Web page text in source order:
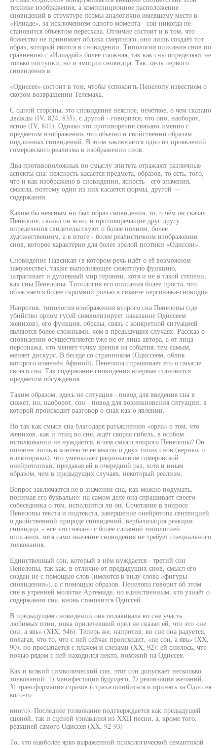
технике изображения, а композиционное расположение
сновидений в структуре поэмы аналогично имевшему место в
«Илиаде», за исключением одного момента - сон никогда не
становится объектом пересказа. Отличие состоит и в том, что
божество не принимает облика смертного, оно лишь создаёт тот
образ, который явится в сновидении. Типология описания снов по
сравнению с «Илиадой» более сложная, так как сны определяют не
только поступки, но и эмоции сновидца. Так, цель первого
сновидения в
«Одиссее» состоит в том, чтобы успокоить Пенелопу известием о
скором возвращении Телемаха.
С одной стороны, это сновидение неясное, нечёткое, о чем сказано
дважды (IV, 824, 835), с другой - говорится, что оно, наоборот,
ясное (IV, 841). Однако это противоречие связано именно с
предметом изображения, что обычно и свойственно образам
подлинных сновидений. В этом заключается одно из проявлений
гомеровского реализма в изображении снов.
Два противоположных по смыслу эпитета отражают различные
аспекты сна: неясность касается предмета, образов, то есть, того,
что и как изображено в сновидении, ясность - его значения,
смысла, поэтому один из них касается формы, другой —
содержания.
Каким бы неясным ни был образ сновидения, то, о чём он сказал
Пенелопе, сказал он ясно, и противоречащие друг другу
определения свидетельствуют о более полном, более
художественном, а в итоге - более реалистичном изображении
снов, которое характерно для более зрелой поэтики «Одиссеи».
Сновидение Навсикап (в котором речь идёт о её возможном
замужестве), также выполняющее сюжетную функцию,
затрагивает и душевный мир героини, хотя и не в такой степени,
как сны Пенелопы. Типология его описания более проста, что
объясняется более скромной ролью в сюжете персонажа-сновидца
Напротив, типология изображения второго сна Пенелопы (где
убийство орлом гусей символизирует наказание Одиссеем
женихов), его функция, образы, связь с конкретной ситуацией
являются более сложными, чем в предыдущих случаях. Рассказ о
сновидении осуществляется уже не от лица автора, а от лица
персонажа, что меняет точку зрения на события, тем самым,
меняет дискурс. В беседе со странником (Одиссеем, облик
которого изменён Афиной), Пенелопа спрашивает его о смысле
своего сна. Так содержание сновидения впервые становится
предметом обсуждения
Таким образом, здесь не ситуация - повод для введения сна в
сюжет, но, наоборот, сон - повод для возникновения ситуации, в
которой происходит разговор о снах как о явлении.
Но так как смысл сна благодаря разъяснению «орла» о том, что
женихов, как и птиц во сне, ждёт скорая гибель, в особом
истолковании не нуждается, в чем смысл вопроса Пенелопы? Он
понятен лишь в контексте её мысли о двух типах снов (верных и
иллюзорных), что уменьшает рационализм гомеровской
онейротопики, придавая ей в очередной раз, хотя и иным
образом, чем в предыдущих случаях, некоторый реализм.
Вопрос заключается не в значении сна, как можно подумать,
понимая его буквально: на самом деле она спрашивает своего
собеседника о том, исполнится ли он. Сочетание в вопросе
Пенелопы текста и подтекста, завершение онейротопа сентенцией
о двойственной природе сновидений, вербализация реакции
сновидца, - всё это связано с более сложной типологией
описания, хотя само значение сновидения не требует специального
толкования.
Единственный сон, который в нём нуждается - третий сон
Пенелопы, так как, в отличие от предыдущих снов, смысл его
создан не с помощью слов (имеются в виду слова «фигуры
сновидения»), а с помощью образов. Пенелопа говорит об этом
сне в утренней молитве Артемиде, но единственным, кто узнаёт о
содержании сна, вновь становится Одиссей.
В предыдущем сновидении она оплакивала во сне участь
любимых птиц, пока прилетевший орёл не сказал ей, что это «не
сон, а явь» (XIX, 546). Теперь же, напротив, во сне она радуется,
полагая, что то, что с ней сейчас происходит, «не сон, а явь» (XX,
90), но просыпается с плачем и слезами (XX, 92): ей снилось, что
ночью рядом с ней находился некто, похожий на Одиссея.
Как и всякий символический сон, этот сон допускает несколько
толкований: 1) манифестация будущего, 2) реализация желаний,
3) трансформация страхов (страха ошибиться и принять за Одиссея
кого-то
иного). Последнее толкование подтверждается как предыдущей
сценой, так и сценой узнавания из XXII песни, а, кроме того,
реакцией самого Одиссея (XX, 92-93)
То, что наиболее ярко выраженной психологической семантикой